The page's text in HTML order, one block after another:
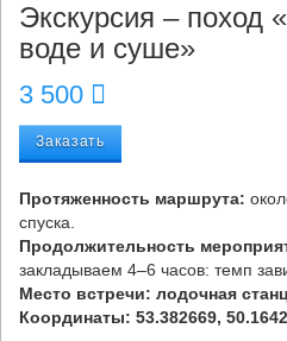
Экскурсия – поход
воде и суше»
3 500
Заказать
Протяженность маршрута:
спуска.
Продолжительность
закладываем 4–6 часов: темп
Место встречи: лодочная
Координаты: 53.382669,